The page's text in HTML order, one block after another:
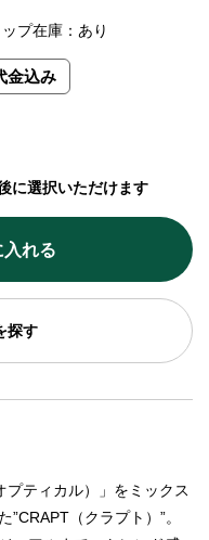
プ在庫：あり
に選択いただけます
金込み
入れる
探す
プティカル）」をミックス
（クラプト）”。